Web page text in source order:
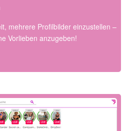
mehrere Profilbilder einzustellen –
Vorlieben anzugeben!